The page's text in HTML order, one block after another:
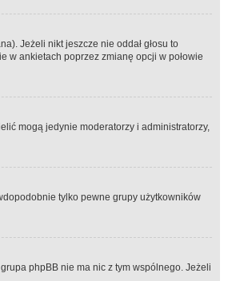
Jeżeli nikt jeszcze nie oddał głosu to
w ankietach poprzez zmianę opcji w połowie
mogą jedynie moderatorzy i administratorzy,
tylko pewne grupy użytkowników
phpBB nie ma nic z tym wspólnego. Jeżeli